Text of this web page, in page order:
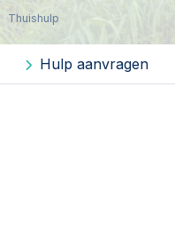
Thuishulp
Hulp aanvragen